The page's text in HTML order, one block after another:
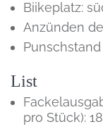
Biikeplatz:
Anzünden
List
pro Stück):